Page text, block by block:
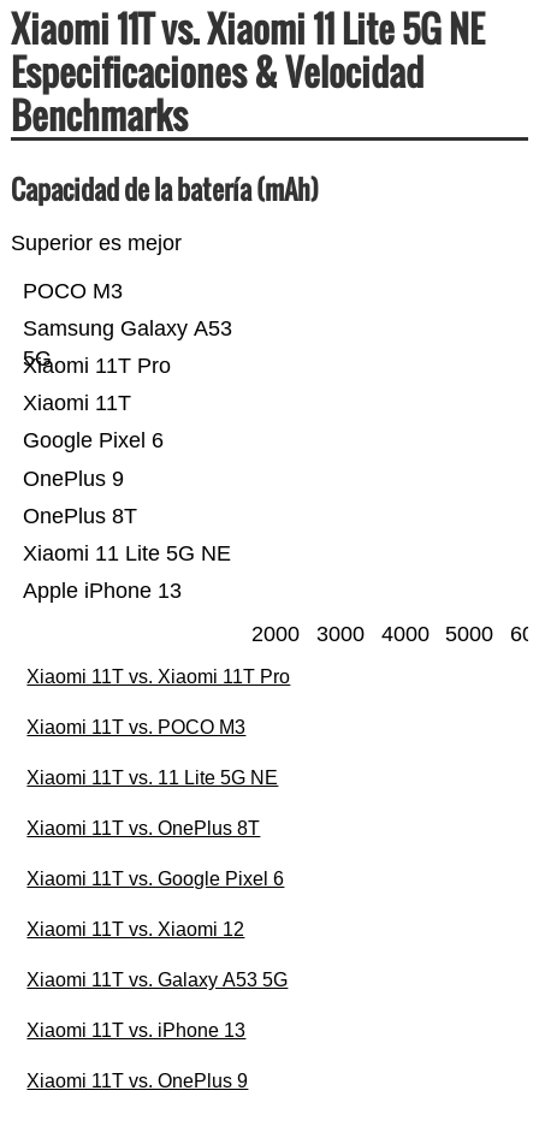
Xiaomi 11T vs. Xiaomi 11 Lite 5G NE
Especificaciones & Velocidad
Benchmarks
Capacidad de la batería (mAh)
Superior es mejor
Apple iPhone 13
Xiaomi 11 Lite 5G NE
OnePlus 8T
OnePlus 9
Google Pixel 6
Xiaomi 11T
Xiaomi 11T Pro
Samsung Galaxy A53
5G
POCO M3
2000 3000 4000 5000
Xiaomi 11T vs. Xiaomi 11T Pro
Xiaomi 11T vs. POCO M3
Xiaomi 11T vs. 11 Lite 5G NE
Xiaomi 11T vs. OnePlus 8T
Xiaomi 11T vs. Google Pixel 6
Xiaomi 11T vs. Xiaomi 12
Xiaomi 11T vs. Galaxy A53 5G
Xiaomi 11T vs. iPhone 13
Xiaomi 11T vs. OnePlus 9